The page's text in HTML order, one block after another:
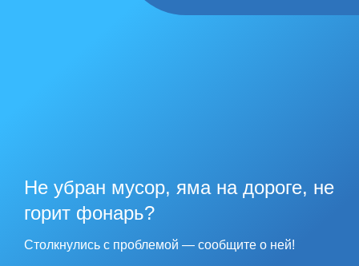
Не убран мусор, яма на дороге, не
горит фонарь?
Столкнулись с проблемой — сообщите о ней!